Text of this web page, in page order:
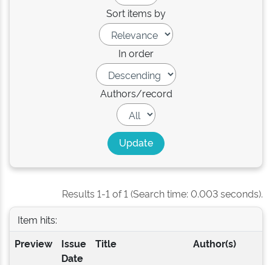
Sort items by
In order
Authors/record
Results 1-1 of 1 (Search time: 0.003 seconds).
Item hits:
Preview
Issue
Date
Title Author(s)